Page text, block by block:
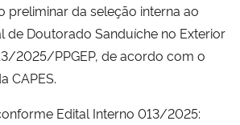
Regional
preliminar da seleção interna ao
de Doutorado Sanduíche no Exterior
2025/PPGEP, de acordo com o
CAPES.
Edital Interno 013/2025: